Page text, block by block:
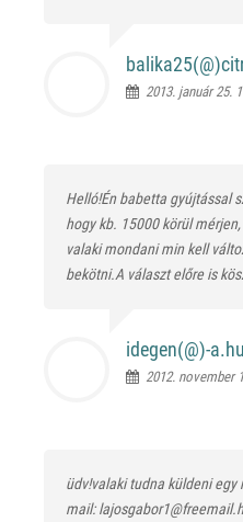
balika25(@)
2013. január 25.
Helló!Én babetta gyújtással
hogy kb. 15000 körül
valaki mondani min kell
bekötni.A választ előre is
idegen(@)-a.hu
2012. november
üdv!valaki tudna küldeni egy
mail: